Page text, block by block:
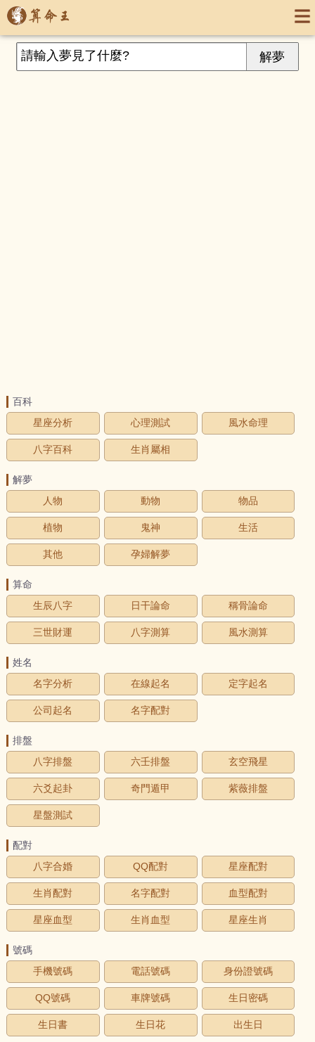
百科
星座分析
心理測試 風水命理
八字百科 生肖屬相
解夢
人物
動物 物品
植物 鬼神 生活
其他 孕婦解夢
算命
生辰八字
日干論命 稱骨論命
三世財運 八字測算 風水測算
姓名
名字分析
在線起名 定字起名
公司起名 名字配對
排盤
八字排盤
六壬排盤 玄空飛星
六爻起卦 奇門遁甲 紫薇排盤
星盤測試
配對
八字合婚
QQ配對 星座配對
生肖配對 名字配對 血型配對
星座血型 生肖血型 星座生肖
號碼
手機號碼
電話號碼 身份證號碼
QQ號碼 車牌號碼 生日密碼
生日書 生日花 出生日